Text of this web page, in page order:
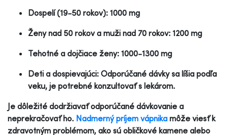
Dospelí (19-50 rokov): 1000 mg
Ženy nad 50 rokov a muži nad 70 rokov: 1200 mg
Tehotné a dojčiace ženy: 1000-1300 mg
Deti a dospievajúci: Odporúčané dávky sa líšia podľa
veku, je potrebné konzultovať s lekárom.
Je dôležité dodržiavať odporúčané dávkovanie a
neprekračovať ho. Nadmerný príjem vápnika môže viesť k
zdravotným problémom, ako sú obličkové kamene alebo